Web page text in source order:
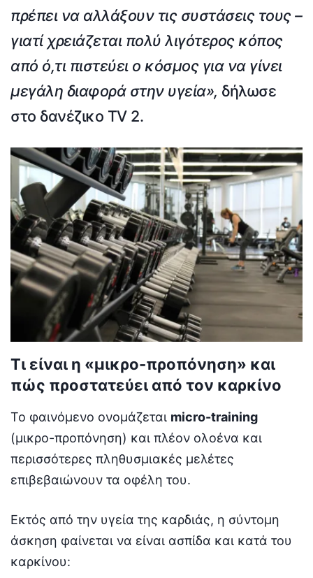
πρέπει να αλλάξουν τις συστάσεις τους –
γιατί χρειάζεται πολύ λιγότερος κόπος
από ό,τι πιστεύει ο κόσμος για να γίνει
μεγάλη διαφορά στην υγεία», δήλωσε
στο δανέζικο TV 2.
Τι είναι η «μικρο-προπόνηση» και
πώς προστατεύει από τον καρκίνο
Το φαινόμενο ονομάζεται micro-training
(μικρο-προπόνηση) και πλέον ολοένα και
περισσότερες πληθυσμιακές μελέτες
επιβεβαιώνουν τα οφέλη του.
Εκτός από την υγεία της καρδιάς, η σύντομη
άσκηση φαίνεται να είναι ασπίδα και κατά του
καρκίνου: